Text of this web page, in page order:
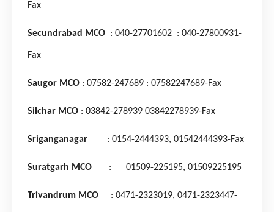
Fax
Secundrabad MCO : 040-27701602 : 040-27800931-
Fax
Saugor MCO : 07582-247689 : 07582247689-Fax
Silchar MCO : 03842-278939 03842278939-Fax
Sriganganagar : 0154-2444393, 01542444393-Fax
Suratgarh MCO : 01509-225195, 01509225195
Trivandrum MCO : 0471-2323019, 0471-2323447-